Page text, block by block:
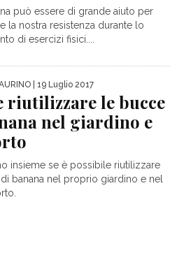
può essere di grande aiuto per
la nostra resistenza durante lo
di esercizi fisici....
| 19 Luglio 2017
riutilizzare le bucce
nel giardino e
insieme se è possibile riutilizzare
banana nel proprio giardino e nel